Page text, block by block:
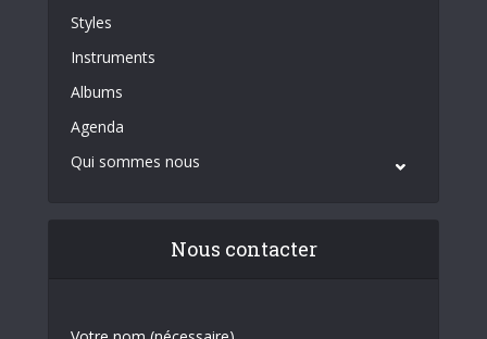
Styles
Instruments
Albums
Agenda
Qui sommes nous
Nous contacter